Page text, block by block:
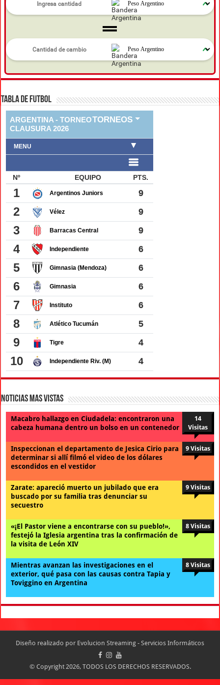
TABLA DE FUTBOL
Noticias Mas Vistas
Macabro hallazgo en Ciudadela: encontraron una
cabeza humana dentro un bolso en un contenedor
14
Visitas
Inspeccionan el departamento de Jesica Cirio para
determinar si allí filmó el video de los dólares
escondidos en el vestidor
9 Visitas
Zarate: apareció muerto un jubilado que era
buscado por su familia tras denunciar su
secuestro
9 Visitas
«¡El Pastor viene a encontrarse con su pueblo!»,
festejó la Iglesia argentina tras la confirmación de
la visita de León XIV
8 Visitas
Mientras avanzan las investigaciones en el
exterior, qué pasa con las causas contra Tapia y
Toviggino en Argentina
8 Visitas
Diseño realizado por Evolucion Streaming - Servicios Informáticos
© Copyright 2026, TODOS LOS DERECHOS RESERVADOS.